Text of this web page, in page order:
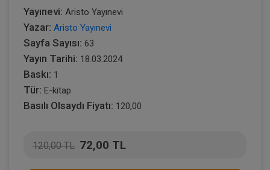
Yayınevi: Aristo Yayınevi
Yazar: Aristo Yayınevi
Sayfa Sayısı: 63
Yayın Tarihi: 18.03.2024
Baskı: 1
Tür: E-kitap
Basılı Olsaydı Fiyatı: 120,00
120,00 TL 72,00 TL